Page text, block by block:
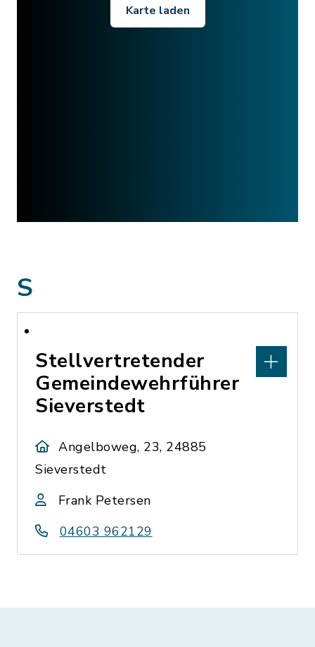
Karte laden
S
Stellvertretender
Gemeindewehrführer
Sieverstedt
Angelboweg, 23, 24885
Sieverstedt
Frank Petersen
04603 962129